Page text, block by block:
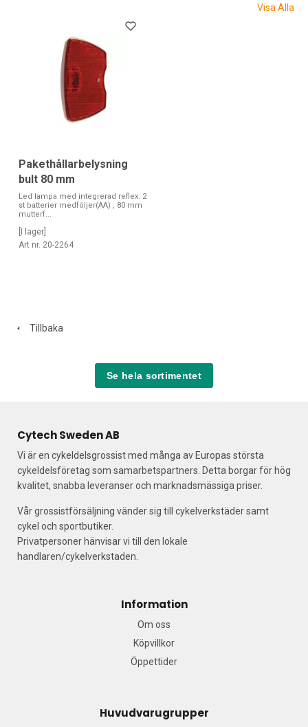
Pakethållarbelysning
bult 80 mm
Led lampa med integrerad reflex. 2
st batterier medföljer(AA) , 80 mm
mutterf...
[I lager]
Art nr. 20-2264
Visa Alla
Tillbaka
Se hela sortimentet
Cytech Sweden AB
Vi är en cykeldelsgrossist med många av Europas största
cykeldelsföretag som samarbetspartners. Detta borgar för hög
kvalitet, snabba leveranser och marknadsmässiga priser.
Vår grossistförsäljning vänder sig till cykelverkstäder samt
cykel och sportbutiker.
Privatpersoner hänvisar vi till den lokale
handlaren/cykelverkstaden.
Information
Om oss
Köpvillkor
Öppettider
Huvudvarugrupper